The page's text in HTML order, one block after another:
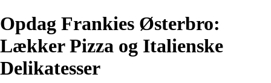
Opdag Frankies Østerbro:
Lækker Pizza og Italienske
Delikatesser